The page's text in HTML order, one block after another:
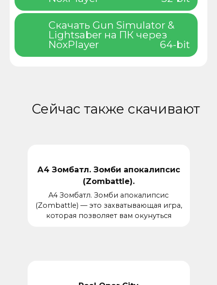
Скачать Gun Simulator &
Lightsaber на ПК через
NoxPlayer
64-bit
Сейчас также скачивают
А4 Зомбатл. Зомби апокалипсис
(Zombattle).
A4 Зомбатл. Зомби апокалипсис
(Zombattle) — это захватывающая игра,
которая позволяет вам окунуться